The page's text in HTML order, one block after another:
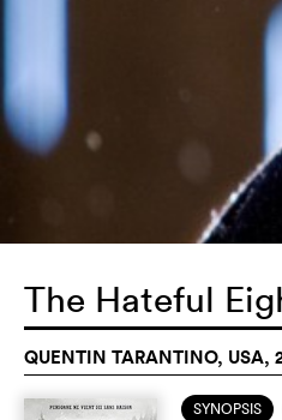
The Hateful
QUENTIN TARANTINO, USA,
SYNOPSIS